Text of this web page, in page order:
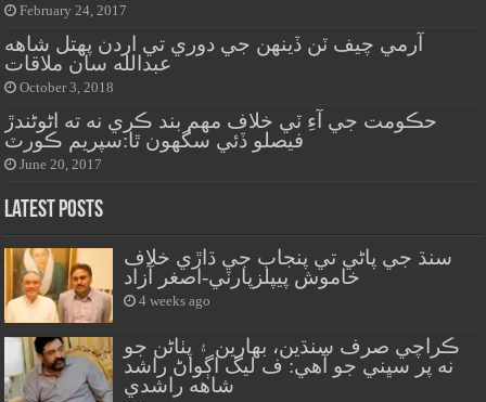
February 24, 2017
آرمي چيف ٽن ڏينهن جي دوري تي اردن پهتل شاهه
عبدالله سان ملاقات
October 3, 2018
حڪومت جي آءِ ٽي خلاف مهم بند ڪري نه ته اڻوڻندڙ
فيصلو ڏئي سگهون ٿا:سپريم ڪورٽ
June 20, 2017
Latest Posts
سنڌ جي پاڻي تي پنجاب جي ڌاڙي خلاف
خاموش پيپلزپارٽي-اصغر آزاد
4 weeks ago
ڪراچي صرف سنڌين، بهارين ۽ پٺاڻن جو
نه پر سڀني جو آهي: ف ليگ اڳواڻ راشد
شاهه راشدي